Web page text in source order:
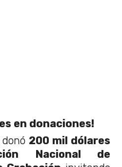
en donaciones!
200 mil dólares
Nacional de